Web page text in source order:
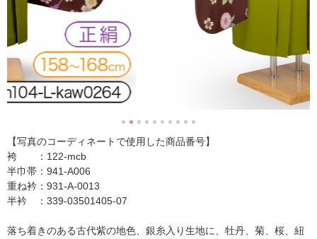
【写真のコーディネートで使用した商品番号】
袴 ：122-mcb
半巾帯：941-A006
重ね衿：931-A-0013
半衿 ：339-03501405-07
落ち着きのある古代紫の地色、銀糸入り生地に、牡丹、菊、桜、紐